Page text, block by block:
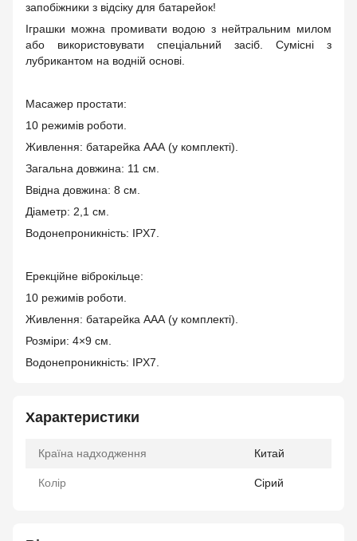
запобіжники з відсіку для батарейок!
Іграшки можна промивати водою з нейтральним милом
або використовувати спеціальний засіб. Сумісні з
лубрикантом на водній основі.
Масажер простати:
10 режимів роботи.
Живлення: батарейка ААА (у комплекті).
Загальна довжина: 11 см.
Ввідна довжина: 8 см.
Діаметр: 2,1 см.
Водонепроникність: IPX7.
Ерекційне віброкільце:
10 режимів роботи.
Живлення: батарейка ААА (у комплекті).
Розміри: 4×9 см.
Водонепроникність: IPX7.
Характеристики
Країна надходження Китай
Колір Сірий